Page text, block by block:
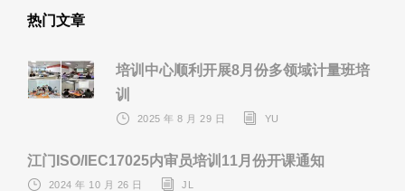
热门文章
培训中心顺利开展8月份多领域计量班培
训
2025 年 8 月 29 日 YU
江门ISO/IEC17025内审员培训11月份开课通知
2024 年 10 月 26 日 JL